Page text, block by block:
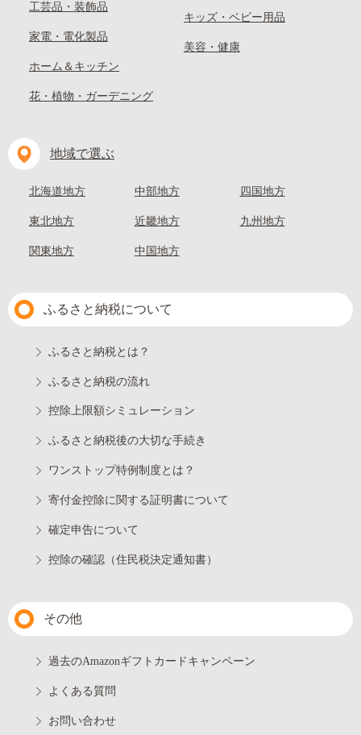
工芸品・装飾品
家電・電化製品
ホーム＆キッチン
花・植物・ガーデニング
キッズ・ベビー用品
美容・健康
地域で選ぶ
北海道地方
東北地方
関東地方
中部地方
近畿地方
中国地方
四国地方
九州地方
ふるさと納税について
ふるさと納税とは？
ふるさと納税の流れ
控除上限額シミュレーション
ふるさと納税後の大切な手続き
ワンストップ特例制度とは？
寄付金控除に関する証明書について
確定申告について
控除の確認（住民税決定通知書）
その他
過去のAmazonギフトカードキャンペーン
よくある質問
お問い合わせ